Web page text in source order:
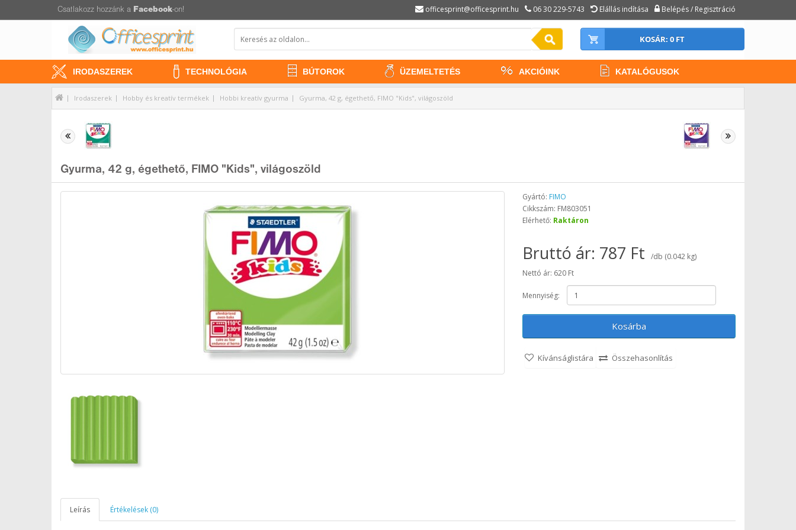
Csatlakozz hozzánk a Facebook-on! officesprint@officesprint.hu 06 30 229-5743 Elállás indítása Belépés / Regisztráció
KOSÁR: 0 FT
IRODASZEREK TECHNOLÓGIA BÚTOROK ÜZEMELTETÉS AKCIÓINK KATALÓGUSOK
Irodaszerek Hobby és kreatív termékek Hobbi kreatív gyurma Gyurma, 42 g, égethető, FIMO "Kids", világoszöld
Gyurma, 42 g, égethető, FIMO "Kids", világoszöld
Gyártó: FIMO
Cikkszám: FM803051
Elérhető: Raktáron
Bruttó ár: 787 Ft
/db (0.042 kg)
Nettó ár: 620 Ft
Mennyiség:
Kosárba
Kívánságlistára Összehasonlítás
Leírás Értékelések (0)